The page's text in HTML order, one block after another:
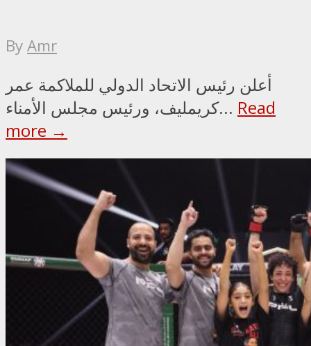
ByAmr
أعلن رئيس الاتحاد الدولي للملاكمة عمر
كريمليف، ورئيس مجلس الأمناء... Read
more →